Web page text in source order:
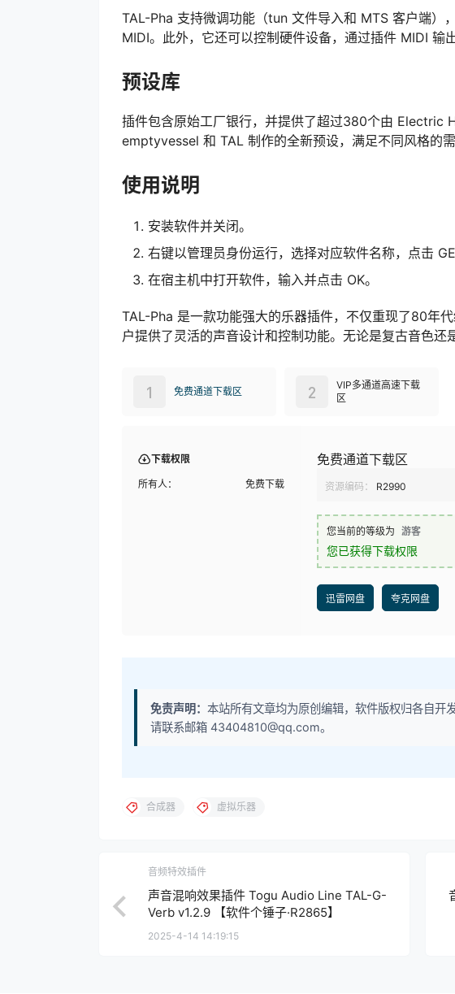
TAL-Pha 支持微调功能（tun 文件导入和 MTS 客户端）
MIDI。此外，它还可以控制硬件设备，通过插件 MIDI 输
预设库
插件包含原始工厂银行，并提供了超过380个由 Electric
emptyvessel 和 TAL 制作的全新预设，满足不同风格的需
使用说明
安装软件并关闭。
右键以管理员身份运行，选择对应软件名称，点击
在宿主机中打开软件，输入并点击 OK。
TAL-Pha 是一款功能强大的乐器插件，不仅重现了80年
户提供了灵活的声音设计和控制功能。无论是复古音色还
免费通道下载区
1
VIP多通道高速下载
区
2
下载权限
所有人： 免费下载
免费通道下载区
资源编码： R2990
您当前的等级为 游客
您已获得下载权限
迅雷网盘 夸克网盘
免责声明： 本站所有文章均为原创编辑，软件版权归各自开
请联系邮箱 43404810@qq.com。
合成器 虚拟乐器
音频特效插件
声音混响效果插件 Togu Audio Line TAL-G-
Verb v1.2.9 【软件个锤子·R2865】
2025-4-14 14:19:15